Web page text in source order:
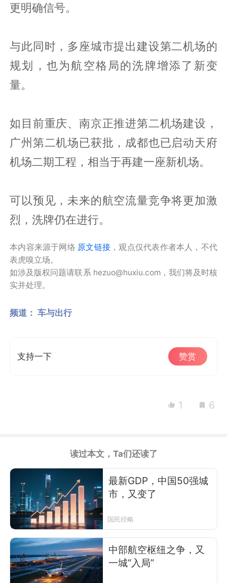
更明确信号。
与此同时，多座城市提出建设第二机场的
规划，也为航空格局的洗牌增添了新变
量。
如目前重庆、南京正推进第二机场建设，
广州第二机场已获批，成都也已启动天府
机场二期工程，相当于再建一座新机场。
可以预见，未来的航空流量竞争将更加激
烈，洗牌仍在进行。
本内容来源于网络 原文链接 ，观点仅代表作者本人，不代
表虎嗅立场。
如涉及版权问题请联系 hezuo@huxiu.com，我们将及时核
实并处理。
频道： 车与出行
支持一下 赞赏
1 6
读过本文，Ta们还读了
最新GDP，中国50强城
市，又变了
国民经略
中部航空枢纽之争，又
一城“入局”